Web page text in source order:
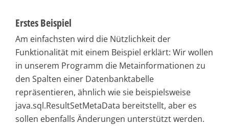
Erstes Beispiel
Am einfachsten wird die Nützlichkeit der
Funktionalität mit einem Beispiel erklärt: Wir wollen
in unserem Programm die Metainformationen zu
den Spalten einer Datenbanktabelle
repräsentieren, ähnlich wie sie beispielsweise
java.sql.ResultSetMetaData bereitstellt, aber es
sollen ebenfalls Änderungen unterstützt werden.